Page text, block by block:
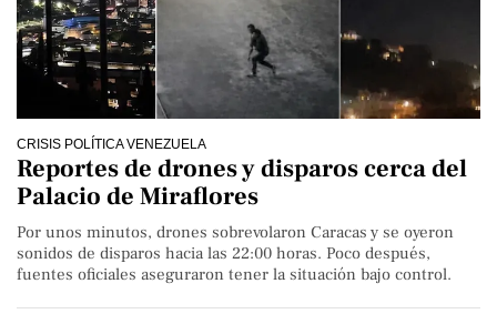
CRISIS POLÍTICA VENEZUELA
Reportes de drones y disparos cerca del
Palacio de Miraflores
Por unos minutos, drones sobrevolaron Caracas y se oyeron
sonidos de disparos hacia las 22:00 horas. Poco después,
fuentes oficiales aseguraron tener la situación bajo control.